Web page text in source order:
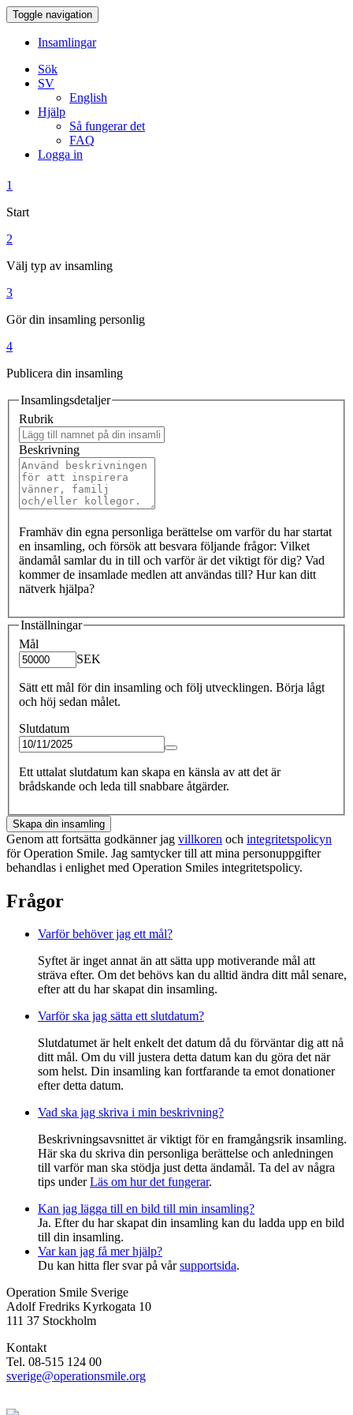
Toggle navigation
Insamlingar
Sök
SV
English
Hjälp
Så fungerar det
FAQ
Logga in
1
Start
2
Välj typ av insamling
3
Gör din insamling personlig
4
Publicera din insamling
Insamlingsdetaljer
Rubrik
Beskrivning
Framhäv din egna personliga berättelse om varför du har startat
en insamling, och försök att besvara följande frågor: Vilket
ändamål samlar du in till och varför är det viktigt för dig? Vad
kommer de insamlade medlen att användas till? Hur kan ditt
nätverk hjälpa?
Inställningar
Mål
SEK
Sätt ett mål för din insamling och följ utvecklingen. Börja lågt
och höj sedan målet.
Slutdatum
Ett uttalat slutdatum kan skapa en känsla av att det är
brådskande och leda till snabbare åtgärder.
Skapa din insamling
Genom att fortsätta godkänner jag villkoren och integritetspolicyn
för Operation Smile. Jag samtycker till att mina personuppgifter
behandlas i enlighet med Operation Smiles integritetspolicy.
Frågor
Varför behöver jag ett mål?
Syftet är inget annat än att sätta upp motiverande mål att
sträva efter. Om det behövs kan du alltid ändra ditt mål senare,
efter att du har skapat din insamling.
Varför ska jag sätta ett slutdatum?
Slutdatumet är helt enkelt det datum då du förväntar dig att nå
ditt mål. Om du vill justera detta datum kan du göra det när
som helst. Din insamling kan fortfarande ta emot donationer
efter detta datum.
Vad ska jag skriva i min beskrivning?
Beskrivningsavsnittet är viktigt för en framgångsrik insamling.
Här ska du skriva din personliga berättelse och anledningen
till varför man ska stödja just detta ändamål. Ta del av några
tips underLäs om hur det fungerar.
Kan jag lägga till en bild till min insamling?
Ja. Efter du har skapat din insamling kan du ladda upp en bild
till din insamling.
Var kan jag få mer hjälp?
Du kan hitta fler svar på vårsupportsida.
Operation Smile Sverige
Adolf Fredriks Kyrkogata 10
111 37 Stockholm
Kontakt
Tel. 08-515 124 00
sverige@operationsmile.org